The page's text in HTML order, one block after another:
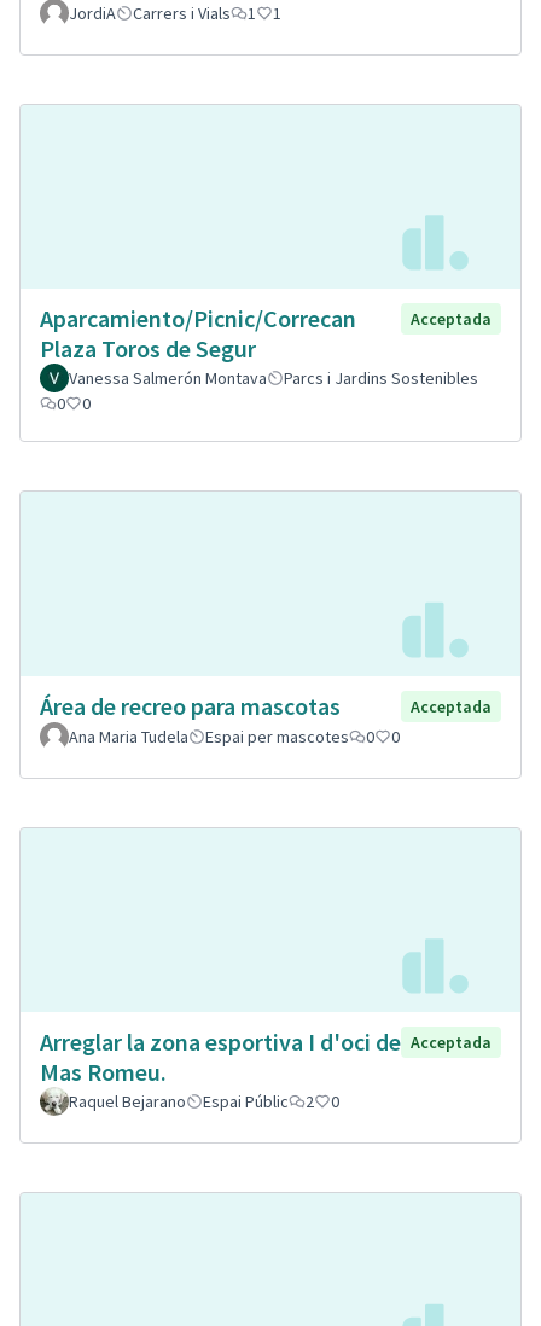
JordiA Carrers i Vials 1 1
Aparcamiento/Picnic/Correcan
Plaza Toros de Segur
Acceptada
Vanessa Salmerón Montava
Parcs i Jardins Sostenibles
0
0
Área de recreo para mascotas
Acceptada
Ana Maria Tudela
Espai per mascotes 0 0
Arreglar la zona esportiva I d'oci de
Mas Romeu.
Acceptada
Raquel Bejarano Espai Públic 2 0